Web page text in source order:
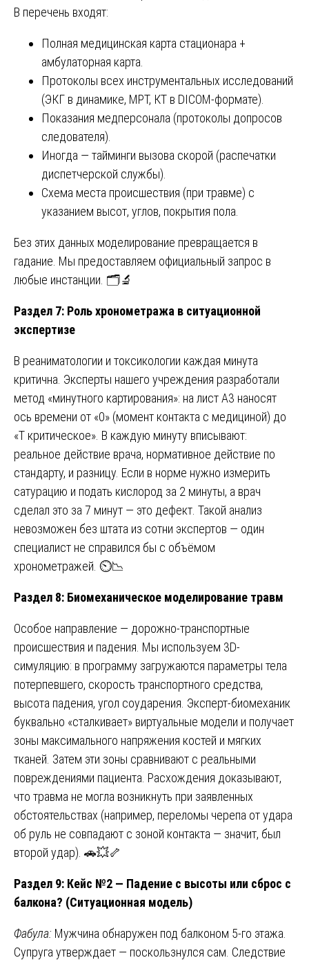
В перечень входят:
Полная медицинская карта стационара +
амбулаторная карта.
Протоколы всех инструментальных исследований
(ЭКГ в динамике, МРТ, КТ в DICOM-формате).
Показания медперсонала (протоколы допросов
следователя).
Иногда — тайминги вызова скорой (распечатки
диспетчерской службы).
Схема места происшествия (при травме) с
указанием высот, углов, покрытия пола.
Без этих данных моделирование превращается в
гадание. Мы предоставляем официальный запрос в
любые инстанции. 🗂️🔬
Раздел 7: Роль хронометража в ситуационной
экспертизе
В реаниматологии и токсикологии каждая минута
критична. Эксперты нашего учреждения разработали
метод «минутного картирования»: на лист А3 наносят
ось времени от «0» (момент контакта с медициной) до
«Т критическое». В каждую минуту вписывают:
реальное действие врача, нормативное действие по
стандарту, и разницу. Если в норме нужно измерить
сатурацию и подать кислород за 2 минуты, а врач
сделал это за 7 минут — это дефект. Такой анализ
невозможен без штата из сотни экспертов — один
специалист не справился бы с объёмом
хронометражей. ⏲️📉
Раздел 8: Биомеханическое моделирование травм
Особое направление — дорожно-транспортные
происшествия и падения. Мы используем 3D-
симуляцию: в программу загружаются параметры тела
потерпевшего, скорость транспортного средства,
высота падения, угол соударения. Эксперт-биомеханик
буквально «сталкивает» виртуальные модели и получает
зоны максимального напряжения костей и мягких
тканей. Затем эти зоны сравнивают с реальными
повреждениями пациента. Расхождения доказывают,
что травма не могла возникнуть при заявленных
обстоятельствах (например, переломы черепа от удара
об руль не совпадают с зоной контакта — значит, был
второй удар). 🚗💥🦴
Раздел 9: Кейс №2 — Падение с высоты или сброс с
балкона? (Ситуационная модель)
Фабула: Мужчина обнаружен под балконом 5-го этажа.
Супруга утверждает — поскользнулся сам. Следствие